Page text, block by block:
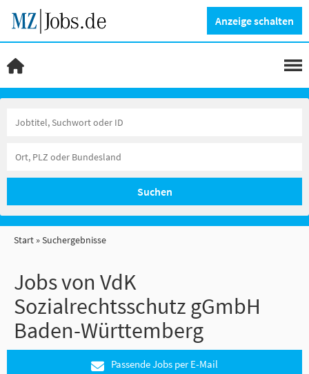
Anzeige schalten
Suchen
Start Suchergebnisse
Jobs von VdK
Sozialrechtsschutz gGmbH
Baden-Württemberg
Passende Jobs per E-Mail